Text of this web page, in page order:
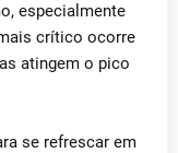
especialmente
crítico ocorre
atingem o pico
se refrescar em